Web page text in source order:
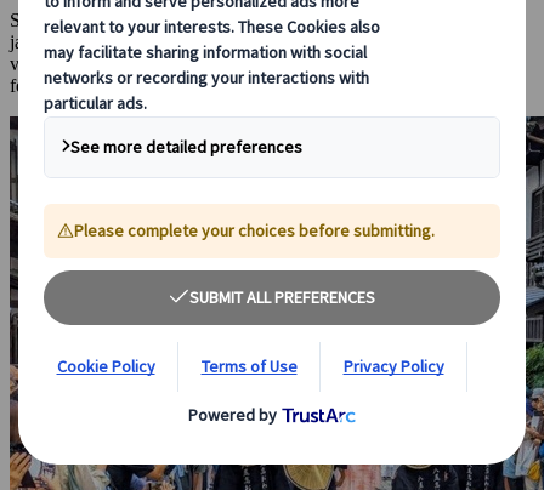
Sería demasiado difícil elegir solo una parte favorita de la cultura
japonesa, ¡Porque nos encanta toda! Pero cuando hablamos de
verano, hay algo que no nos perderíamos por nada del mundo: ¡los
festivales!